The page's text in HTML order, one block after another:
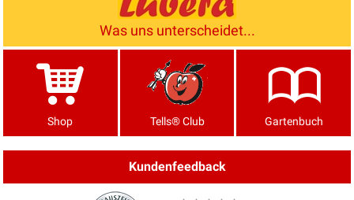
Was uns unterscheidet...
Shop Tells® Club Gartenbuch
Kundenfeedback